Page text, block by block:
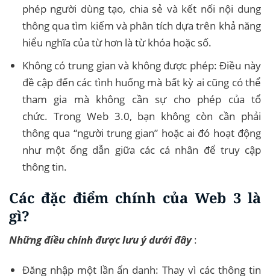
phép người dùng tạo, chia sẻ và kết nối nội dung
thông qua tìm kiếm và phân tích dựa trên khả năng
hiểu nghĩa của từ hơn là từ khóa hoặc số.
Không có trung gian và không được phép: Điều này
đề cập đến các tình huống mà bất kỳ ai cũng có thể
tham gia mà không cần sự cho phép của tổ
chức. Trong Web 3.0, bạn không còn cần phải
thông qua “người trung gian” hoặc ai đó hoạt động
như một ống dẫn giữa các cá nhân để truy cập
thông tin.
Các đặc điểm chính của Web 3 là
gì?
Những điều chính được lưu ý dưới đây:
Đăng nhập một lần ẩn danh: Thay vì các thông tin